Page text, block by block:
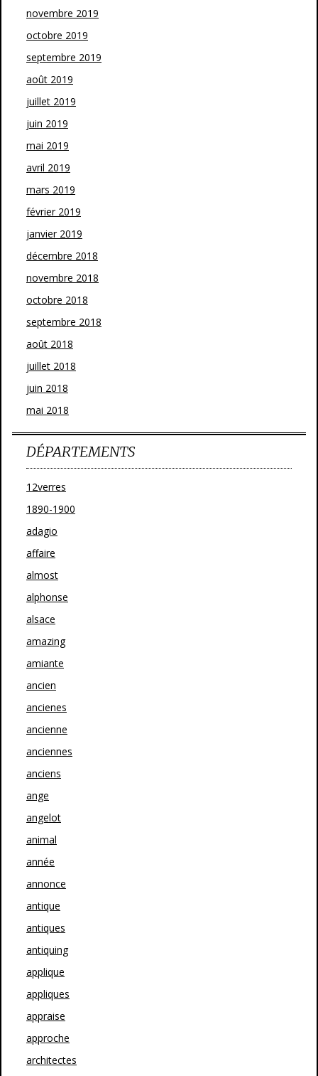
novembre 2019
octobre 2019
septembre 2019
août 2019
juillet 2019
juin 2019
mai 2019
avril 2019
mars 2019
février 2019
janvier 2019
décembre 2018
novembre 2018
octobre 2018
septembre 2018
août 2018
juillet 2018
juin 2018
mai 2018
DÉPARTEMENTS
12verres
1890-1900
adagio
affaire
almost
alphonse
alsace
amazing
amiante
ancien
ancienes
ancienne
anciennes
anciens
ange
angelot
animal
année
annonce
antique
antiques
antiquing
applique
appliques
appraise
approche
architectes